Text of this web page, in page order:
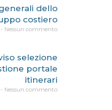
dello
costiero
Nessun commento
selezione
portale
itinerari
Nessun commento